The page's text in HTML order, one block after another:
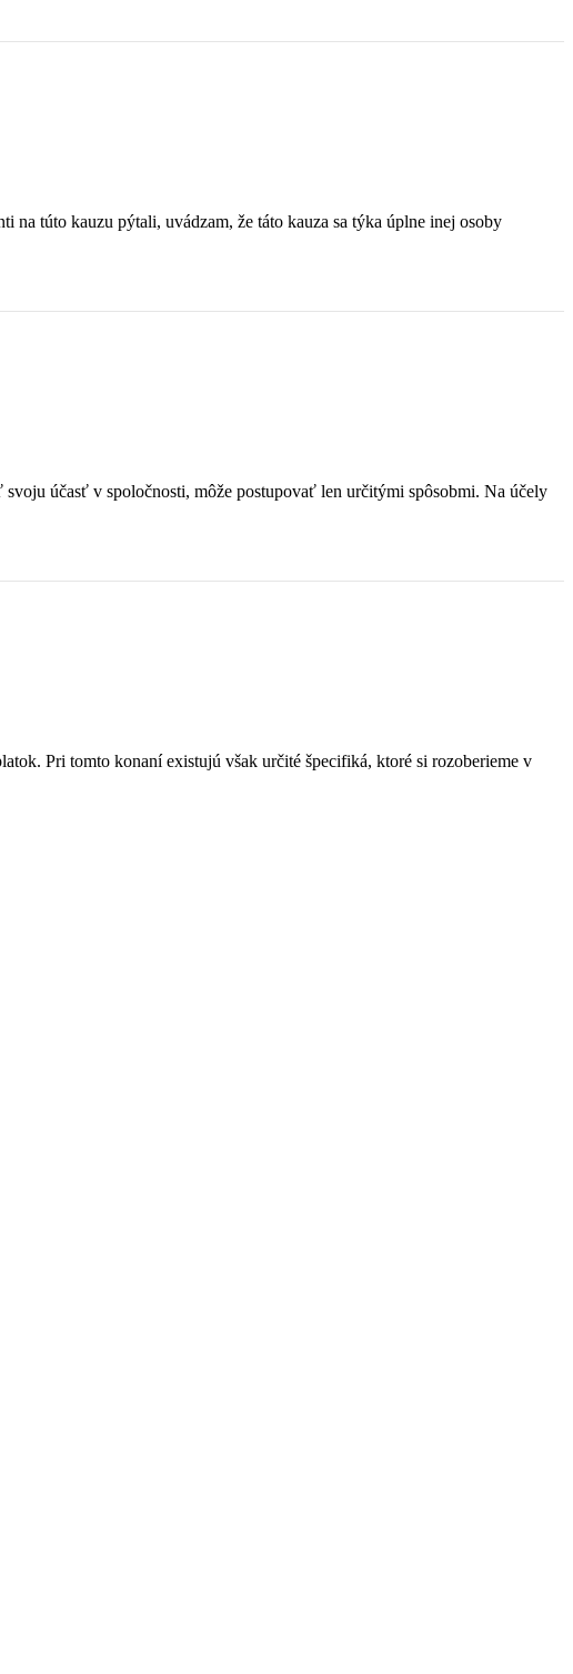
na túto kauzu pýtali, uvádzam, že táto kauza sa týka úplne inej osoby
účasť v spoločnosti, môže postupovať len určitými spôsobmi. Na účely
Pri tomto konaní existujú však určité špecifiká, ktoré si rozoberieme v